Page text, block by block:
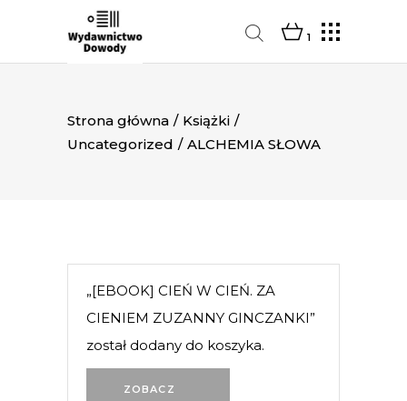
1
Strona główna / Książki /
Uncategorized / ALCHEMIA SŁOWA
ZOBACZ
„[EBOOK] CIEŃ W CIEŃ. ZA
CIENIEM ZUZANNY GINCZANKI”
został dodany do koszyka.